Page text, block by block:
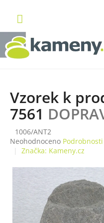
obsah
Vzorek k
7561
1006/ANT2
Průměrné
hodnocení
je
hvězdiček.
Neohodnoceno
Značka: Kameny.cz